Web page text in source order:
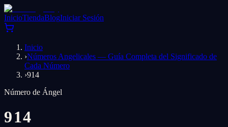
InicioTiendaBlogIniciar Sesión
Inicio
›Números Angelicales — Guía Completa del Significado de
Cada Número
›914
Número de Ángel
914